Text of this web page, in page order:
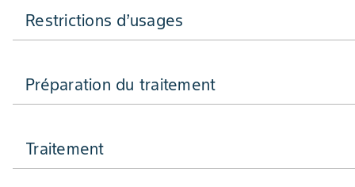
Restrictions d’usages
Préparation du traitement
Traitement